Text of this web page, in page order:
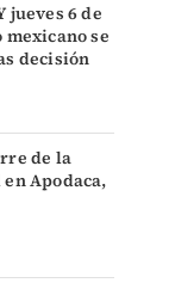
jueves 6 de
mexicano se
decisión
de la
Apodaca,